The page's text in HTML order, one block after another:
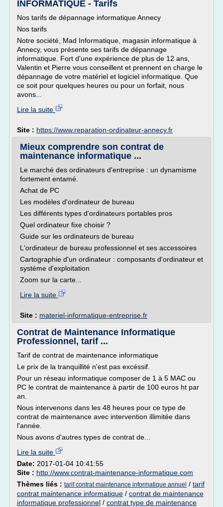
INFORMATIQUE - Tarifs
Nos tarifs de dépannage informatique Annecy
Nos tarifs
Notre société, Mad Informatique, magasin informatique à
Annecy, vous présente ses tarifs de dépannage
informatique. Fort d'une expérience de plus de 12 ans,
Valentin et Pierre vous conseillent et prennent en charge le
dépannage de votre matériel et logiciel informatique. Que
ce soit pour quelques heures ou pour un forfait, nous
avons...
Lire la suite
Site : https://www.reparation-ordinateur-annecy.fr
Mieux comprendre son contrat de
maintenance informatique ...
Le marché des ordinateurs d'entreprise : un dynamisme
fortement entamé.
Achat de PC
Les modèles d'ordinateur de bureau
Les différents types d'ordinateurs portables pros
Quel ordinateur fixe choisir ?
Guide sur les ordinateurs de bureau
L'ordinateur de bureau professionnel et ses accessoires
Cartographie d'un ordinateur : composants d'ordinateur et
système d'exploitation
Zoom sur la carte...
Lire la suite
Site : materiel-informatique-entreprise.fr
Contrat de Maintenance Informatique
Professionnel, tarif ...
Tarif de contrat de maintenance informatique
Le prix de la tranquillité n'est pas excéssif.
Pour un réseau informatique composer de 1 à 5 MAC ou
PC le contrat de maintenance à partir de 100 euros ht par
an.
Nous intervenons dans les 48 heures pour ce type de
contrat de maintenance avec intervention illimitée dans
l'année.
Nous avons d'autres types de contrat de...
Lire la suite
Date: 2017-01-04 10:41:55
Site : http://www.contrat-maintenance-informatique.com
Thèmes liés : tarif contrat maintenance informatique annuel / tarif
contrat maintenance informatique / contrat de maintenance
informatique professionnel / contrat type de maintenance